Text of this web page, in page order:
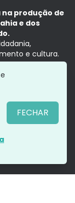
produção de
e dos
e cultura.
presente,
FECHAR